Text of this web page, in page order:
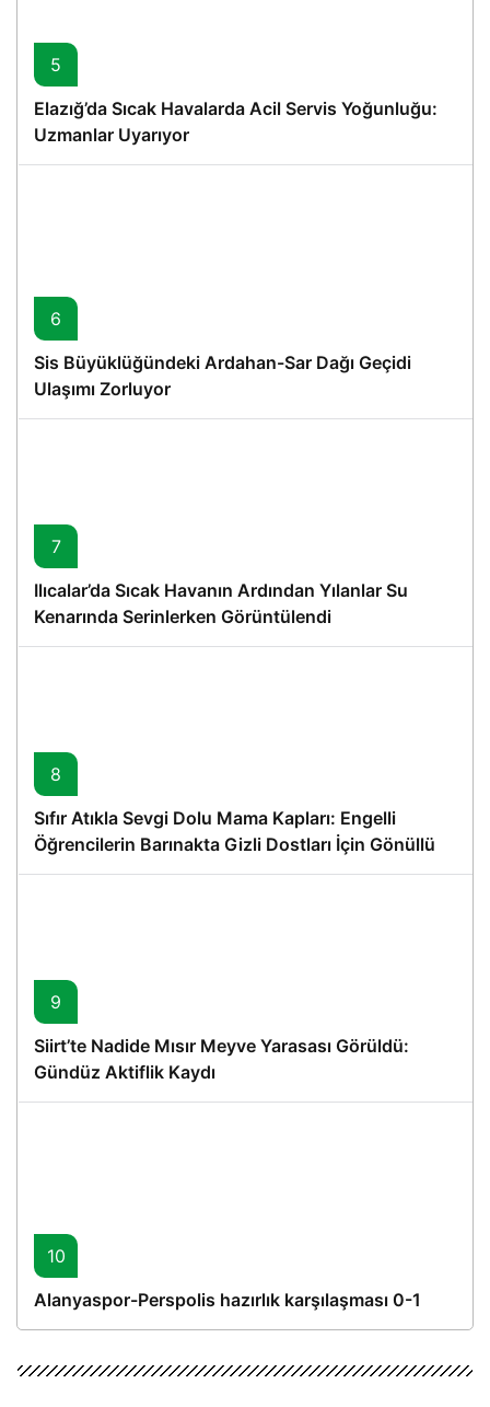
5
Elazığ’da Sıcak Havalarda Acil Servis Yoğunluğu:
Uzmanlar Uyarıyor
6
Sis Büyüklüğündeki Ardahan-Sar Dağı Geçidi
Ulaşımı Zorluyor
7
Ilıcalar’da Sıcak Havanın Ardından Yılanlar Su
Kenarında Serinlerken Görüntülendi
8
Sıfır Atıkla Sevgi Dolu Mama Kapları: Engelli
Öğrencilerin Barınakta Gizli Dostları İçin Gönüllü
Proje
9
Siirt’te Nadide Mısır Meyve Yarasası Görüldü:
Gündüz Aktiflik Kaydı
10
Alanyaspor-Perspolis hazırlık karşılaşması 0-1